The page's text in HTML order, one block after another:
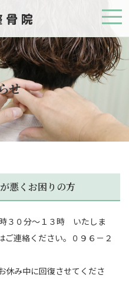
せ
悪くお困りの方
３０分～１３時 いたしま
ご連絡ください。０９６－２
休み中に回復させてくださ